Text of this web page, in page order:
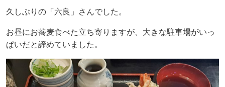
久しぶりの「六良」さんでした。
お昼にお蕎麦食べた立ち寄りますが、大きな駐車場がいっ
ぱいだと諦めていました。